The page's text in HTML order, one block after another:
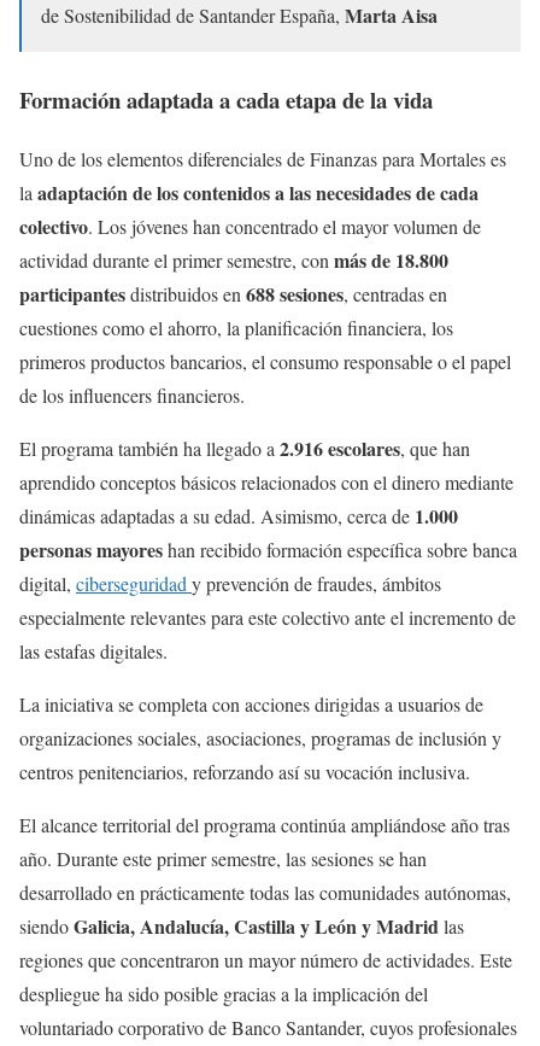
de Sostenibilidad de Santander España, Marta Aisa
Formación adaptada a cada etapa de la vida
Uno de los elementos diferenciales de Finanzas para Mortales es
la adaptación de los contenidos a las necesidades de cada
colectivo. Los jóvenes han concentrado el mayor volumen de
actividad durante el primer semestre, con más de 18.800
participantesdistribuidos en 688 sesiones, centradas en
cuestiones como el ahorro, la planificación financiera, los
primeros productos bancarios, el consumo responsable o el papel
de los influencers financieros.
El programa también ha llegado a 2.916 escolares, que han
aprendido conceptos básicos relacionados con el dinero mediante
dinámicas adaptadas a su edad. Asimismo, cerca de 1.000
personas mayoreshan recibido formación específica sobre banca
digital, ciberseguridad y prevención de fraudes, ámbitos
especialmente relevantes para este colectivo ante el incremento de
las estafas digitales.
La iniciativa se completa con acciones dirigidas a usuarios de
organizaciones sociales, asociaciones, programas de inclusión y
centros penitenciarios, reforzando así su vocación inclusiva.
El alcance territorial del programa continúa ampliándose año tras
año. Durante este primer semestre, las sesiones se han
desarrollado en prácticamente todas las comunidades autónomas,
siendoGalicia, Andalucía, Castilla y León y Madridlas
regiones que concentraron un mayor número de actividades. Este
despliegue ha sido posible gracias a la implicación del
voluntariado corporativo de Banco Santander, cuyos profesionales